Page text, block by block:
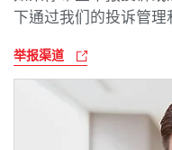
下通过我们的投诉管理
举报渠道